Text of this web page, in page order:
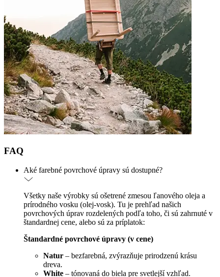
FAQ
Aké farebné povrchové úpravy sú dostupné?
Všetky naše výrobky sú ošetrené zmesou ľanového oleja a
prírodného vosku (olej-vosk). Tu je prehľad našich
povrchových úprav rozdelených podľa toho, či sú zahrnuté v
štandardnej cene, alebo sú za príplatok:
Štandardné povrchové úpravy (v cene)
Natur – bezfarebná, zvýrazňuje prirodzenú krásu
dreva.
White – tónovaná do biela pre svetlejší vzhľad.